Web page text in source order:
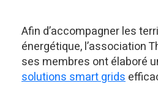
Afin d’accompagner les
énergétique, l’association
ses membres ont élaboré
solutions smart grids